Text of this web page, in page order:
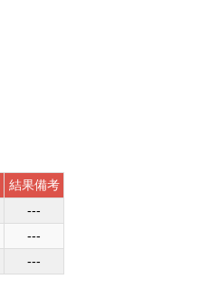
結果備考
---
---
---